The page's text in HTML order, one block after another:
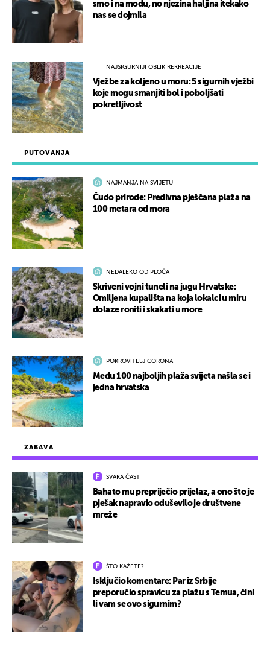
ZABAVA
SVAKA ČAST
Bahato mu prepriječio prijelaz, a ono što je
pješak napravio oduševilo je društvene
mreže
ŠTO KAŽETE?
Isključio komentare: Par iz Srbije
preporučio spravicu za plažu s Temua, čini
li vam se ovo sigurnim?
PUTOVANJA
NAJMANJA NA SVIJETU
Čudo prirode: Predivna pješčana plaža na
100 metara od mora
NEDALEKO OD PLOČA
Skriveni vojni tuneli na jugu Hrvatske:
Omiljena kupališta na koja lokalci u miru
dolaze roniti i skakati u more
POKROVITELJ CORONA
Među 100 najboljih plaža svijeta našla se i
jedna hrvatska
smo i na modu, no njezina haljina itekako
nas se dojmila
NAJSIGURNIJI OBLIK REKREACIJE
Vježbe za koljeno u moru: 5 sigurnih vježbi
koje mogu smanjiti bol i poboljšati
pokretljivost